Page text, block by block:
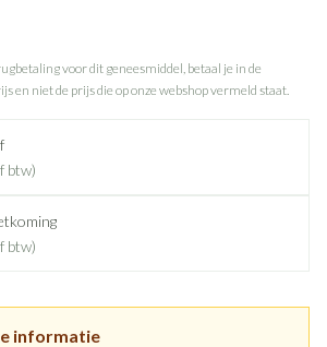
voor dit geneesmiddel, betaal je in de
en niet de prijs die op onze webshop vermeld staat.
btw)
btw)
informatie